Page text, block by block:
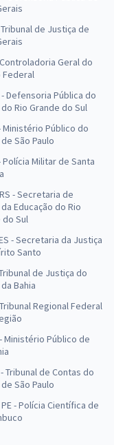
Tribunal de Justiça de
Controladoria Geral do
- Defensoria Pública do
Rio Grande do Sul
Ministério Público do
São Paulo
Polícia Militar de Santa
RS - Secretaria de
Educação do Rio
do Sul
- Secretaria da Justiça
Santo
de Justiça do
Bahia
Regional Federal
Ministério Público de
- Tribunal de Contas do
São Paulo
- Polícia Científica de